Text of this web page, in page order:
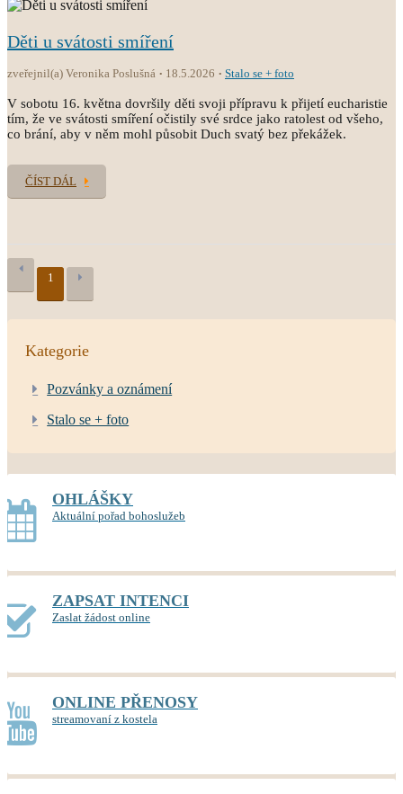
Děti u svátosti smíření
zveřejnil(a) Veronika Poslušná 18.5.2026 Stalo se + foto
V sobotu 16. května dovršily děti svoji přípravu k přijetí eucharistie
tím, že ve svátosti smíření očistily své srdce jako ratolest od všeho,
co brání, aby v něm mohl působit Duch svatý bez překážek.
ČÍST DÁL
1
Kategorie
Pozvánky a oznámení
Stalo se + foto
OHLÁŠKY
Aktuální pořad bohoslužeb
ZAPSAT INTENCI
Zaslat žádost online
ONLINE PŘENOSY
streamovaní z kostela